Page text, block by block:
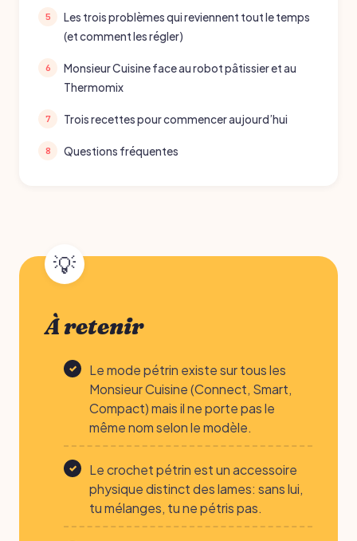
Les trois problèmes qui reviennent tout le temps
(et comment les régler)
Monsieur Cuisine face au robot pâtissier et au
Thermomix
Trois recettes pour commencer aujourd’hui
Questions fréquentes
À retenir
Le mode pétrin existe sur tous les
Monsieur Cuisine (Connect, Smart,
Compact) mais il ne porte pas le
même nom selon le modèle.
Le crochet pétrin est un accessoire
physique distinct des lames: sans lui,
tu mélanges, tu ne pétris pas.